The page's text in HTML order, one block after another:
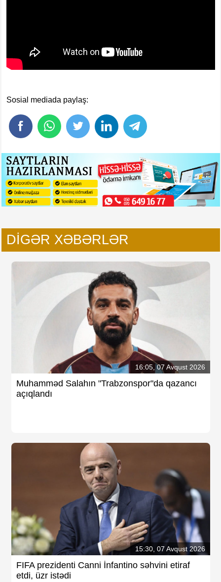
Sosial mediada paylaş:
DIGƏR XƏBƏRLƏR
16:05, 07 Avqust 2026
Muhamməd Salahın "Trabzonspor"da qazancı
açıqlandı
15:30, 07 Avqust 2026
FIFA prezidenti Canni İnfantino səhvini etiraf
etdi, üzr istədi